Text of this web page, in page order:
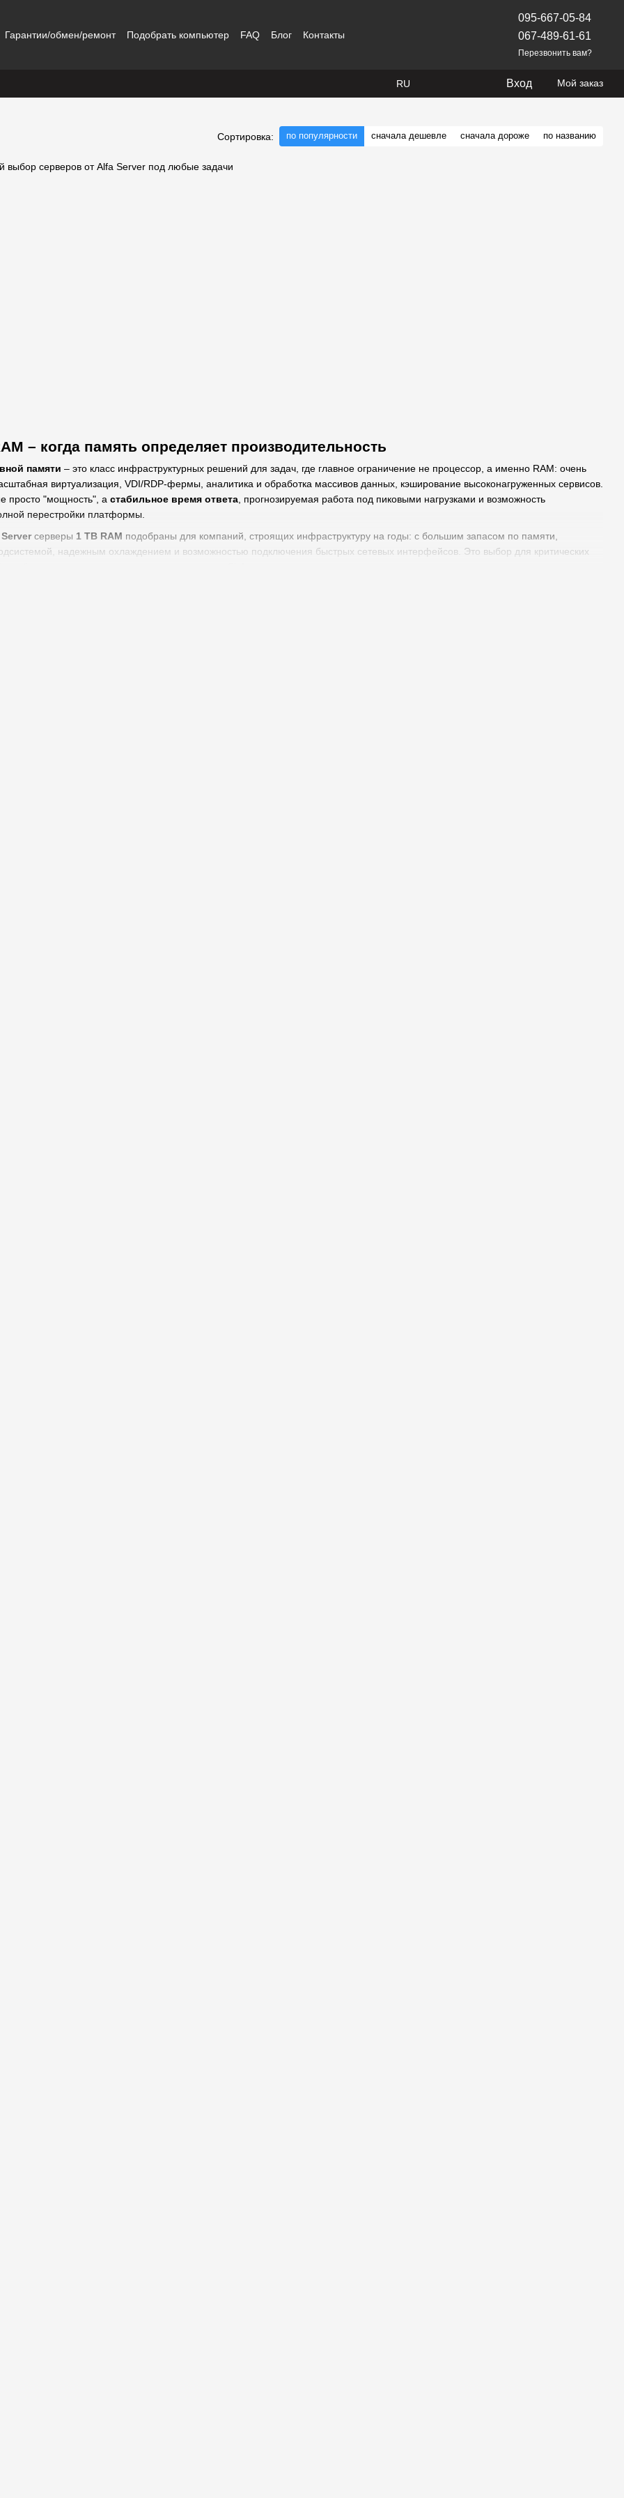
Гарантии/обмен/ремонт Подобрать компьютер FAQ Блог Контакты
095-667-05-84
067-489-61-61
Перезвонить вам?
RU Вход Мой заказ
Сортировка: по популярности сначала дешевле сначала дороже по названию
– когда память определяет производительность
памяти – это класс инфраструктурных решений для задач, где главное ограничение не процессор, а именно RAM: очень
виртуализация, VDI/RDP-фермы, аналитика и обработка массивов данных, кэширование высоконагруженных сервисов.
просто "мощность", а стабильное время ответа , прогнозируемая работа под пиковыми нагрузками и возможность
перестройки платформы.
серверы 1 TB RAM подобраны для компаний, строящих инфраструктуру на годы: с большим запасом по памяти,
надежным охлаждением и возможностью подключения быстрых сетевых интерфейсов. Это выбор для критических